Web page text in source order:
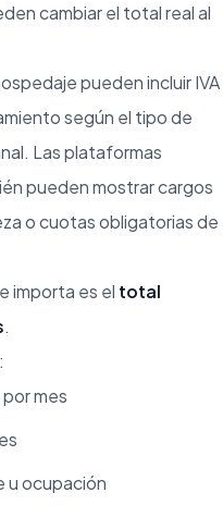
cambiar el total real al
pueden incluir IVA
según el tipo de
Las plataformas
pueden mostrar cargos
o cuotas obligatorias de
importa es el total
.
mes
u ocupación